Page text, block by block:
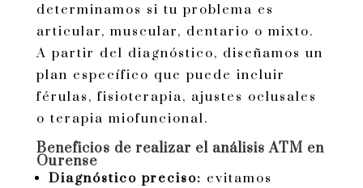
determinamos si tu problema es
articular, muscular, dentario o mixto.
A partir del diagnóstico, diseñamos un
plan específico que puede incluir
férulas, fisioterapia, ajustes oclusales
o terapia miofuncional.
Beneficios de realizar el análisis ATM en
Ourense
Diagnóstico preciso: evitamos